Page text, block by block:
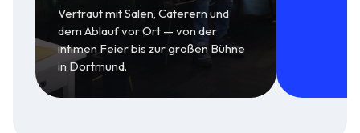
Vertraut mit Sälen, Caterern und
dem Ablauf vor Ort — von der
intimen Feier bis zur großen Bühne
in Dortmund.